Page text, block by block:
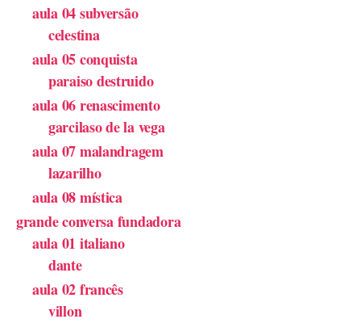
aula 04 subversão
celestina
aula 05 conquista
paraiso destruido
aula 06 renascimento
garcilaso de la vega
aula 07 malandragem
lazarilho
aula 08 mística
grande conversa fundadora
aula 01 italiano
dante
aula 02 francês
villon